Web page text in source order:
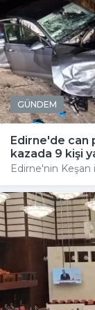
GÜNDEM
Edirne'de can
kazada 9 kişi
Edirne'nin